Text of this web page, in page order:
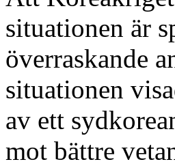
situationen är
överraskande
situationen
av ett
mot bättre